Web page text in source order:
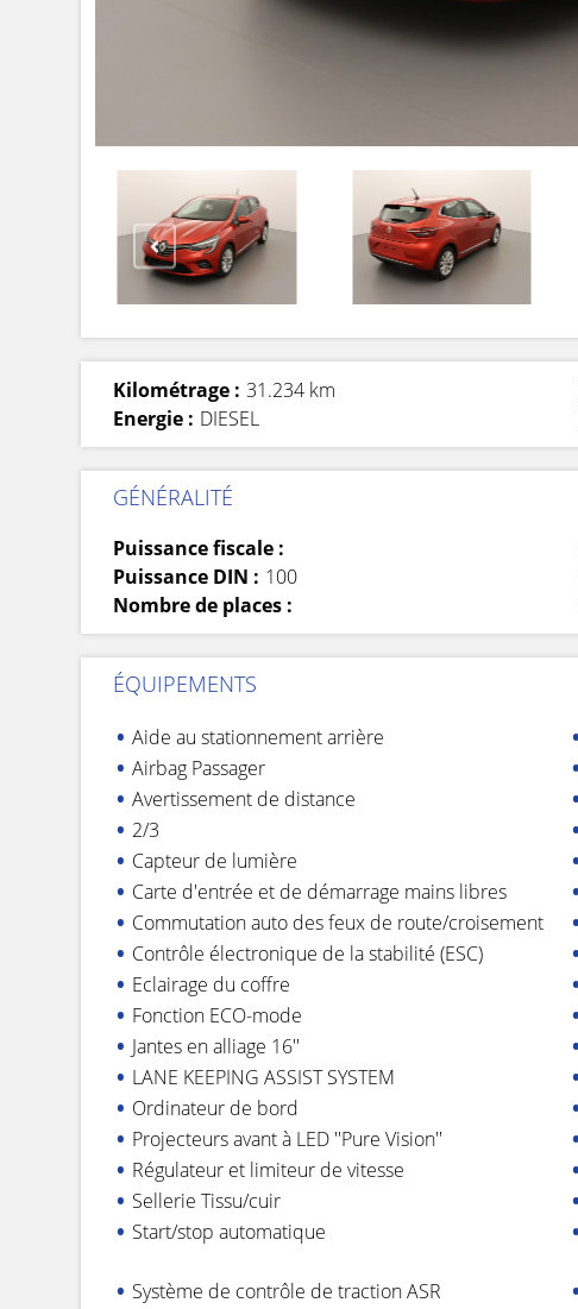
Kilométrage : 31.234 km
Energie : DIESEL
GÉNÉRALITÉ
Puissance fiscale :
Puissance DIN : 100
Nombre de places :
ÉQUIPEMENTS
Aide au stationnement arrière
Airbag Passager
Avertissement de distance
2/3
Capteur de lumière
Carte d'entrée et de démarrage mains libres
Commutation auto des feux de route/croisement
Contrôle électronique de la stabilité (ESC)
Eclairage du coffre
Fonction ECO-mode
Jantes en alliage 16''
LANE KEEPING ASSIST SYSTEM
Ordinateur de bord
Projecteurs avant à LED ''Pure Vision''
Régulateur et limiteur de vitesse
Sellerie Tissu/cuir
Start/stop automatique
Système de contrôle de traction ASR